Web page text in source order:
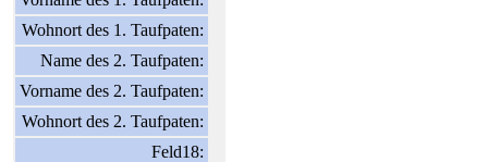
Wohnort des 1. Taufpaten:
Name des 2. Taufpaten:
Vorname des 2. Taufpaten:
Wohnort des 2. Taufpaten:
Feld18: